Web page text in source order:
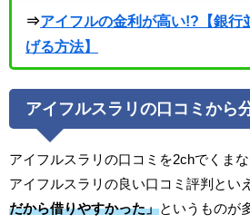
⇒アイフルの金利が高い!?【銀行
げる方法】
アイフルスラリの口コミから
アイフルスラリの口コミを2chでくま
アイフルスラリの良い口コミ評判とい
だから借りやすかった」 というものが